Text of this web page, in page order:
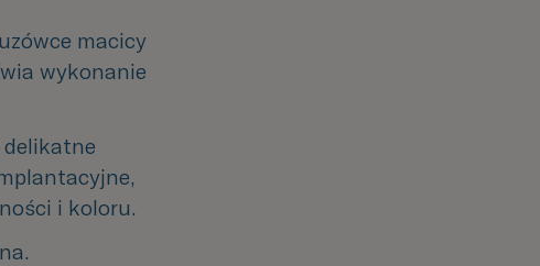
macicy
wykonanie
delikatne
i koloru.